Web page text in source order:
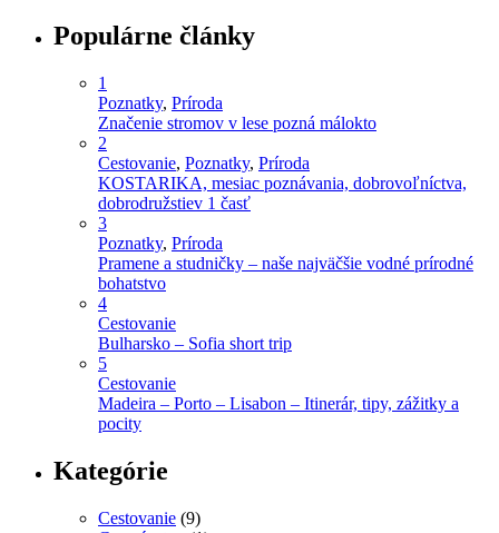
Populárne články
1
Poznatky, Príroda
Značenie stromov v lese pozná málokto
2
Cestovanie, Poznatky, Príroda
KOSTARIKA, mesiac poznávania, dobrovoľníctva,
dobrodružstiev 1 časť
3
Poznatky, Príroda
Pramene a studničky – naše najväčšie vodné prírodné
bohatstvo
4
Cestovanie
Bulharsko – Sofia short trip
5
Cestovanie
Madeira – Porto – Lisabon – Itinerár, tipy, zážitky a
pocity
Kategórie
Cestovanie (9)